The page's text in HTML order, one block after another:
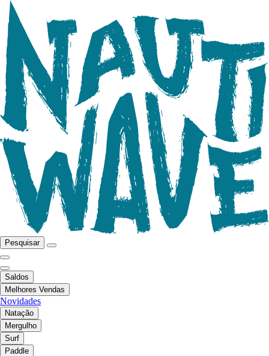
Pesquisar
Saldos
Melhores Vendas
Novidades
Natação
Mergulho
Surf
Paddle